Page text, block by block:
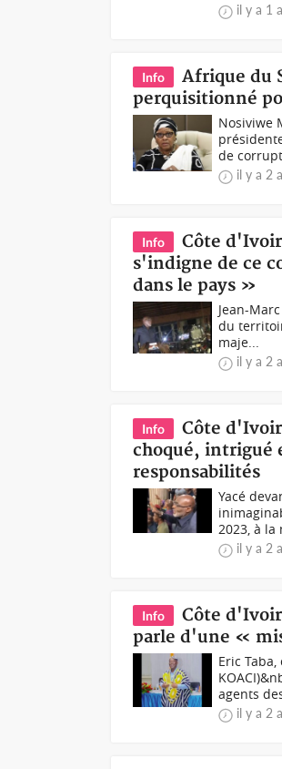
il y a 1
Info
Afrique du
perquisitionné
Nosiviwe
de
il y a 2
Info
Côte
s'indigne de ce
dans le pays »
Jean-
du
maje...
il y a 2
Info
Côte
choqué, intrigué
responsabilités
Yacé
2023, à la
il y a 2
Info
Côte
parle d'une «
Eric
agents
il y a 2